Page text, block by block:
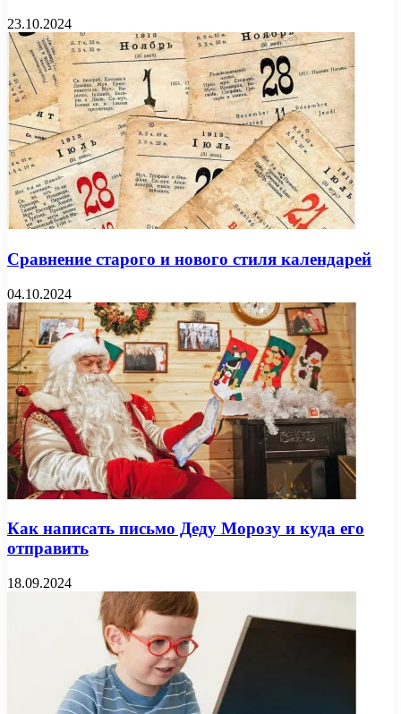
23.10.2024
Сравнение старого и нового стиля календарей
04.10.2024
Как написать письмо Деду Морозу и куда его
отправить
18.09.2024